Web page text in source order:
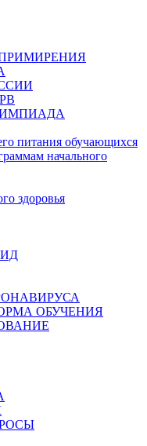
питания обучающихся
начального
здоровья
ОБУЧЕНИЯ